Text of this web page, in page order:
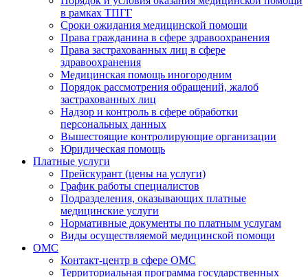
в рамках ТПГГ
Сроки ожидания медицинской помощи
Права гражданина в сфере здравоохранения
Права застрахованных лиц в сфере
здравоохранения
Медицинская помощь иногородним
Порядок рассмотрения обращений, жалоб
застрахованных лиц
Надзор и контроль в сфере обработки
персональных данных
Вышестоящие контролирующие организации
Юридическая помощь
Платные услуги
Прейскурант (цены на услуги)
График работы специалистов
Подразделения, оказывающих платные
медицинские услуги
Нормативные документы по платным услугам
Виды осуществляемой медицинской помощи
ОМС
Контакт-центр в сфере ОМС
Территориальная программа государственных